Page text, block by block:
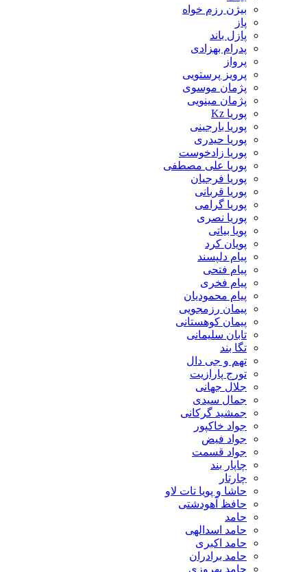
بیژن رزم خواه
پاز
پازل باند
پدرام بهزادی
پرواز
پرویز پرستویی
پژمان موسوی
پژمان مینویی
پوریا Kz
پوریا بارجینی
پوریا حیدری
پوریا زادخوست
پوریا علی مصطفی
پوریا فرجیان
پوریا قربانی
پوریا گرامی
پوریا نصری
پویا بیاتی
پویان کرد
پیام دلپسند
پیام فتحی
پیام فخری
پیام محمودیان
پیمان رزمجویی
پیمان کوهستانی
تابان سلیمانی
تگا بند
تهم و جی دال
تورج پارازیت
جلال جهانی
جمال سیدی
جمشید گرکانی
جواد خاکپور
جواد فیض
جواد قسمت
چاپار بند
چارتار
حاشا و پویا تات لاو
حافظ آهودشتی
حامد
حامد اسدالهی
حامد اکبری
حامد برادران
حامد بهروزی